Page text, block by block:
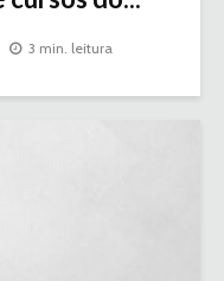
3 min. leitura